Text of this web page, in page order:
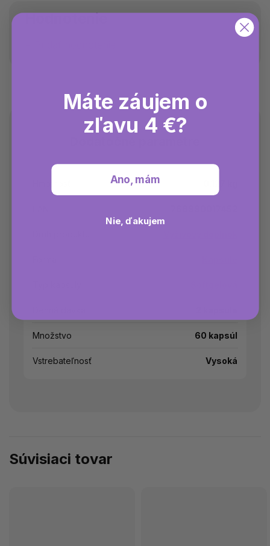
Hodnotenie
Množstvo 60 kapsúl
Vstrebateľnosť Vysoká
Súvisiaci tovar
Máte záujem o
zľavu 4 €?
Ano, mám
Nie, ďakujem